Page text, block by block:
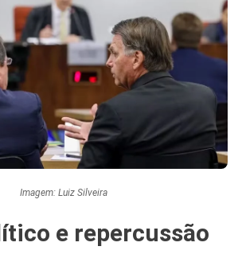
Imagem: Luiz Silveira
e repercussão